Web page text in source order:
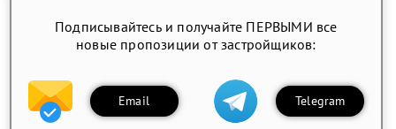
Подписывайтесь и получайте ПЕРВЫМИ все
новые пропозиции от застройщиков:
Email Telegram